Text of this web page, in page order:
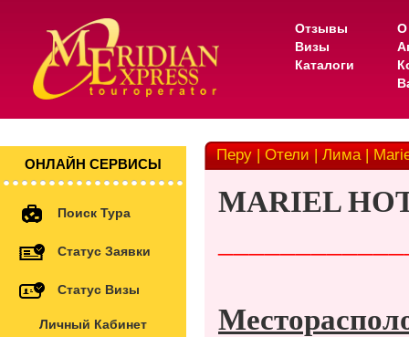
Отзывы
Визы
Каталоги
О
ОНЛАЙН СЕРВИСЫ
Поиск Тура
Статус Заявки
Статус Визы
Личный Кабинет
Перу | Отели | Лима |
MARIEL